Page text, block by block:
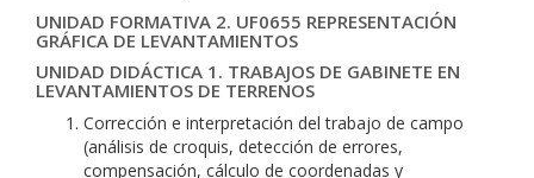
UNIDAD FORMATIVA 2. UF0655 REPRESENTACIÓN
GRÁFICA DE LEVANTAMIENTOS
UNIDAD DIDÁCTICA 1. TRABAJOS DE GABINETE EN
LEVANTAMIENTOS DE TERRENOS
Corrección e interpretación del trabajo de campo
(análisis de croquis, detección de errores,
compensación, cálculo de coordenadas y